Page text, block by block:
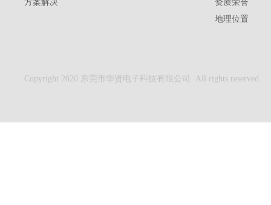
方案解决
资质荣誉
地理位置
Copyright 2020 东莞市华贤电子科技有限公司. All rights reserved